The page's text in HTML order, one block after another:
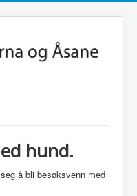
hund.
å bli besøksvenn med